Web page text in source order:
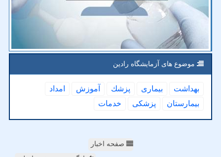
موضوع های آزمایشگاه رادین
بهداشت بیماری پزشك آموزش
امداد
بیمارستان
پزشكی خدمات
صفحه اخبار